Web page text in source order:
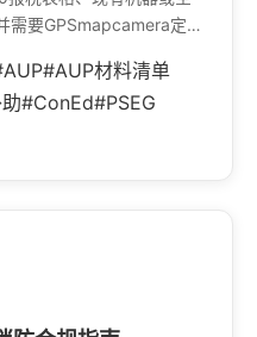
需要GPSmapcamera定位
#AUP材料清单
#ConEd#PSEG